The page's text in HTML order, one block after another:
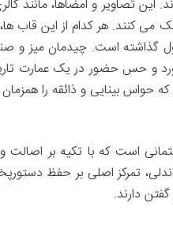
تصاویر و امضاها، مانند
کنند. هر کدام از این قاب ها،
گذاشته است. چیدمان میز و
و حس حضور در یک عمارت
حواس بینایی و ذائقه را
است که با تکیه بر اصالت و
تمرکز اصلی بر حفظ
دارند.